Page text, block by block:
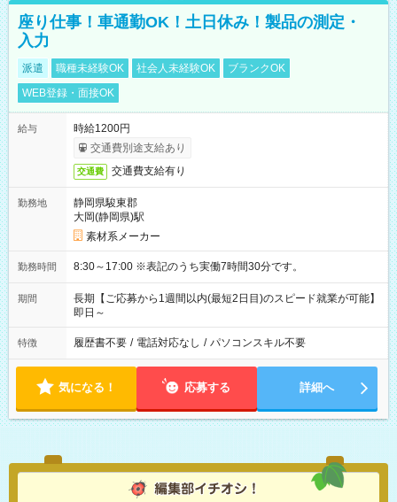
座り仕事！車通勤OK！土日休み！製品の測定・
入力
派遣 職種未経験OK 社会人未経験OK
ブランクOK
WEB登録・面接OK
給与
時給1200円
交通費別途支給あり
交通費 交通費支給有り
勤務地
静岡県駿東郡
大岡(静岡県)駅
素材系メーカー
勤務時間 8:30～17:00 ※表記のうち実働7時間30分です。
期間
長期【ご応募から1週間以内(最短2日目)のスピード就業が可能】
即日～
特徴 履歴書不要 / 電話対応なし / パソコンスキル不要
気になる！ 応募する 詳細へ